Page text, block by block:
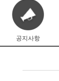
공지사항